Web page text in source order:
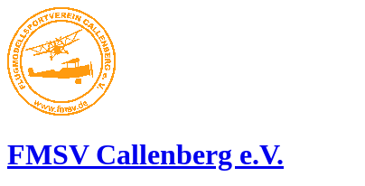
FMSV Callenberg e.V.